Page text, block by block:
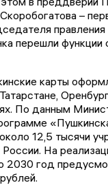
–
перешли функции
карты
По данным
12,5 тысячи
России. На
2030 год